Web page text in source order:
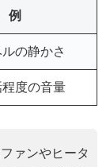
例
の静かさ
度の音量
ァンやヒータ